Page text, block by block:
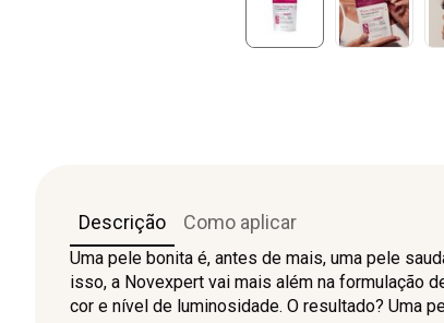
Descrição Como aplicar
Uma pele bonita é, antes de mais, uma pele
isso, a Novexpert vai mais além na formulação
cor e nível de luminosidade. O resultado? Uma